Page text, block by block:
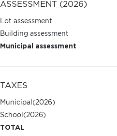
ASSESSMENT (2026)
Lot assessment
Building assessment
Municipal assessment
TAXES
Municipal (2026)
School (2026)
TOTAL